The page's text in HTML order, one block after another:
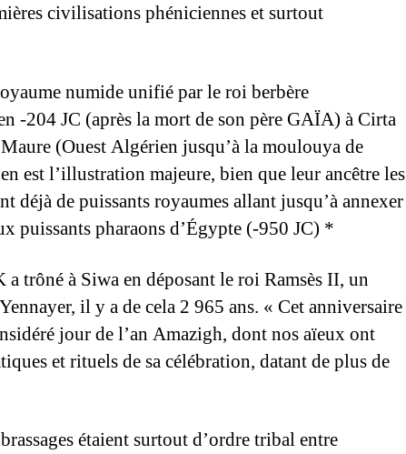
civilisations phéniciennes et surtout
numide unifié par le roi berbère
-204 JC (après la mort de son père GAÏA) à Cirta
(Ouest Algérien jusqu’à la moulouya de
est l’illustration majeure, bien que leur ancêtre les
déjà de puissants royaumes allant jusqu’à annexer
puissants pharaons d’Égypte (-950 JC) *
trôné à Siwa en déposant le roi Ramsès II, un
il y a de cela 2 965 ans. « Cet anniversaire
jour de l’an Amazigh, dont nos aïeux ont
et rituels de sa célébration, datant de plus de
étaient surtout d’ordre tribal entre